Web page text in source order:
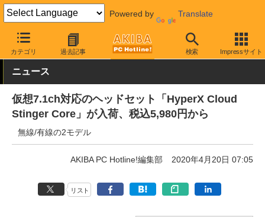
Powered by Translate
カテゴリ 過去記事 検索 Impressサイト
AKIBA PC Hotline! PC周辺機器 ヘッドセット・スピーカー ゲ
ニュース
仮想7.1ch対応のヘッドセット「HyperX Cloud
Stinger Core」が入荷、税込5,980円から
無線/有線の2モデル
AKIBA PC Hotline!編集部 2020年4月20日 07:05
リスト